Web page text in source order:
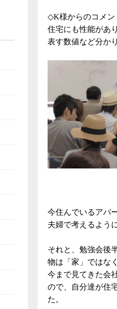
◇K様からのコメ
住宅にも性能があ
表す数値など分か
今住んでいるアパ
夫婦で考えるよう
それと、勉強会後
物は「家」ではな
今まで見てきた会
ので、自分達が住
た。